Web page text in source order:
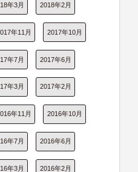
年3月 2018年2月
年11月 2017年10月
年7月 2017年6月
年3月 2017年2月
年11月 2016年10月
年7月 2016年6月
年3月 2016年2月